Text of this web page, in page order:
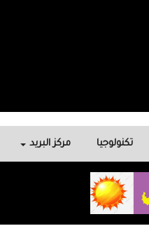
تكنولوجيا مركز البريد